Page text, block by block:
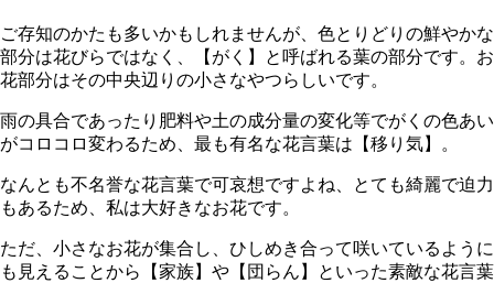
ご存知のかたも多いかもしれませんが、色とりどりの鮮やかな
部分は花びらではなく、【がく】と呼ばれる葉の部分です。お
花部分はその中央辺りの小さなやつらしいです。
雨の具合であったり肥料や土の成分量の変化等でがくの色あい
がコロコロ変わるため、最も有名な花言葉は【移り気】。
なんとも不名誉な花言葉で可哀想ですよね、とても綺麗で迫力
もあるため、私は大好きなお花です。
ただ、小さなお花が集合し、ひしめき合って咲いているように
も見えることから【家族】や【団らん】といった素敵な花言葉